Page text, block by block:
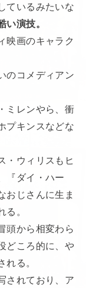
ているみたいな
い演技。
映画のキャラク
のコメディアン
ミレンやら、衝
プキンスなどな
・ウィリスもヒ
『ダイ・ハー
おじさんに生ま
。
頭から相変わら
どころ的に、や
れる。
されており、ア